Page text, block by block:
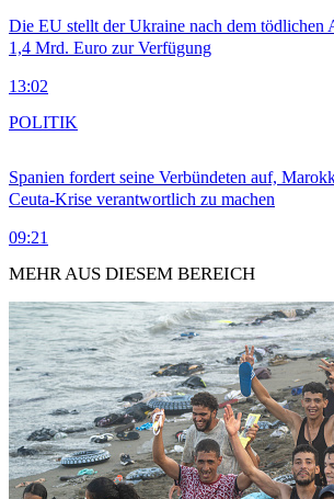
Die EU stellt der Ukraine nach dem
1,4 Mrd. Euro zur Verfügung
13:02
Spanien fordert seine Verbündeten auf,
Ceuta-Krise verantwortlich zu machen
09:21
POLITIK
MEHR AUS DIESEM BEREICH